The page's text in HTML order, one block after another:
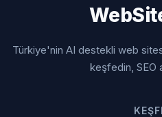
Türkiye'nin AI destekli web
keşfedin, SEO